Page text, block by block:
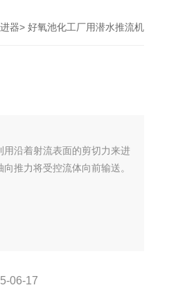
器> 好氧池化工厂用潜水推流机
沿着射流表面的剪切力来进
推力将受控流体向前输送。
06-17